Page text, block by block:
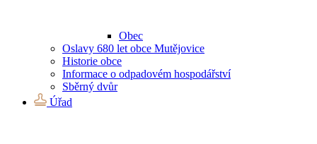
Obec
Oslavy 680 let obce Mutějovice
Historie obce
Informace o odpadovém hospodářství
Sběrný dvůr
Úřad